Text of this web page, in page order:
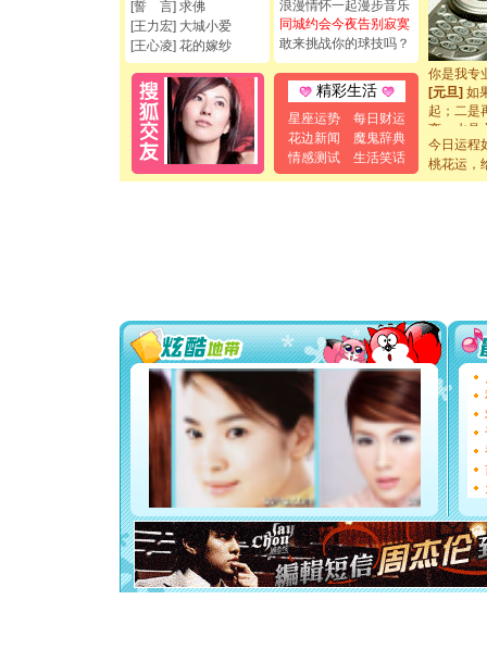
[誓 言] 求佛
[王力宏] 大城小爱
[王心凌] 花的嫁纱
浪漫情怀一起漫步音乐
同城约会今夜告别寂寞
敢来挑战你的球技吗？
精彩生活
星座运势
每日财运
花边新闻
魔鬼辞典
情感测试
生活笑话
如意,快
[元旦]看
断电。爱
你是我专
[元旦]如
起；二是
离。水晶
[元旦]当
泣，这痛
你太多，
要平安
[圣诞节]
能正大
都要快乐
[圣诞节]
如意,快
[元旦]
看
断电。
你是我
[元旦]
起；二是
离。水晶
[元旦]当
泣，这痛
今日运程
桃花运，